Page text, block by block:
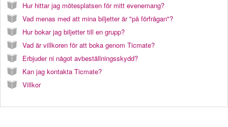
Hur hittar jag mötesplatsen för mitt evenemang?
Vad menas med att mina biljetter är "på förfrågan"?
Hur bokar jag biljetter till en grupp?
Vad är villkoren för att boka genom Ticmate?
Erbjuder ni något avbeställningsskydd?
Kan jag kontakta Ticmate?
Villkor